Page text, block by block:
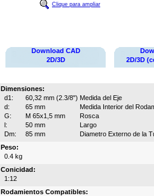
Clique para ampliar
Download CAD
2D/3D
2D/3D
Dimensiones:
d1:
60,32 mm (2.3/8") Medida del Eje
d:
65 mm
Medida Interior del
G:
M 65x1,5 mm
Rosca
l:
50 mm
Largo
Dm:
85 mm
Diametro Externo de la
Peso:
0.4 kg
Conicidad:
1:12
Rodamientos Compatibles: